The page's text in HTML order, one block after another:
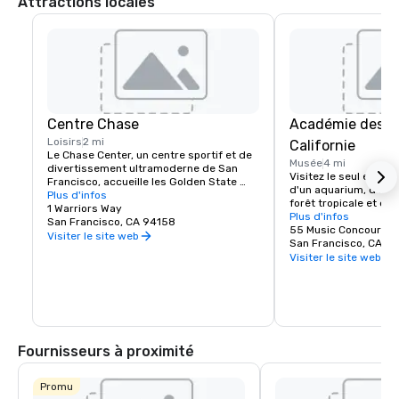
Centre Chase
Loisirs2 mi
Le Chase Center, un centre sportif et de
divertissement ultramoderne de San
Francisco, accueille les Golden State
Warriors et organise près de 200
événements par an.
Plus d'infos
1 Warriors Way
San Francisco, CA 94158
Visiter le site web
Académie des
Californie
Musée4 mi
Visitez le seul
d'un aquarium, d'un
forêt tropicale et
naturelle, le tout
Plus d'infos
55 Music Concourse
San Francisco, CA
Visiter le site web
Fournisseurs à proximité
Promu